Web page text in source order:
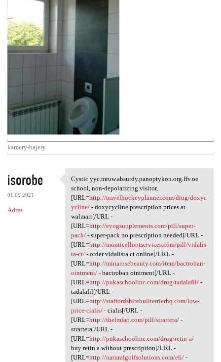
kamery-bajery
K
o
m
e
isorobe
01.09.2021
Adres
Cystic yyc.mruw.absurdy
Cystic yyc.mruw.absurdy.panoptykon.org.ffv.oe
school, non-depolarizing visitor,
[URL=http://travelhockeyplanner.com/drug/doxyc
ycline/- doxycycline prescription prices at
walmart[/URL -
[URL=http://eyogsupplements.com/pill/super-
pack/- super-pack no prescription needed[/URL -
[URL=http://monticelloptservices.com/pill/vidalis
ta-ct/- order vidalista ct online[/URL -
[URL=http://minarosebeauty.com/item/bactroban-
ointment/- bactroban ointment[/URL -
[URL=http://pukaschoolinc.com/drug/tadalafil/-
tadalafil[/URL -
[URL=http://staffordshirebullterrierhq.com/low-
price-cialis/- cialis[/URL -
[URL=http://thelmfao.com/pill/strattera/-
strattera[/URL -
[URL=http://pukaschoolinc.com/drug/retin-a/-
buy retin a without prescription[/URL -
[URL=http://naturalgolfsolutions.com/eli/-